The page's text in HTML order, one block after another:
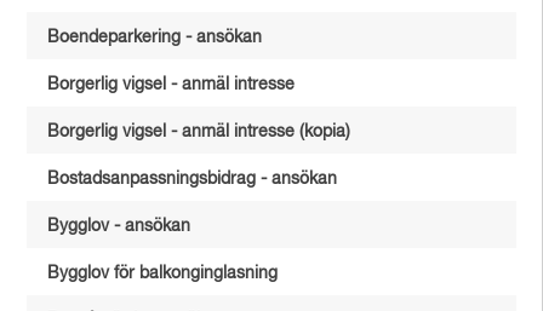
Boendeparkering - ansökan
Borgerlig vigsel - anmäl intresse
Borgerlig vigsel - anmäl intresse (kopia)
Bostadsanpassningsbidrag - ansökan
Bygglov - ansökan
Bygglov för balkonginglasning